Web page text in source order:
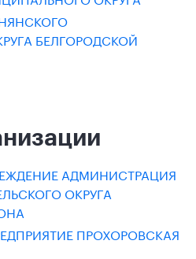
БЕЛГОРОДСКОЙ
АДМИНИСТРАЦИЯ
ОКРУГА
ПРОХОРОВСКАЯ